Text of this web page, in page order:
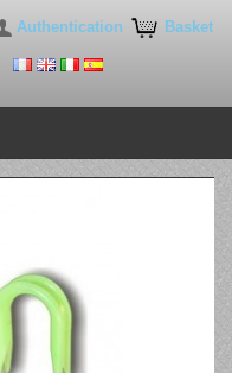
Basket
Authentication